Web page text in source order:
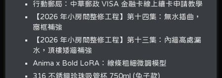
行動郵局：中華郵政 VISA 金融卡線上續卡申請教學
【2026 年小房間整修工程】第十四集：無水插曲，
窗框補強
【2026 年小房間整修工程】第十三集：內牆高處漏
水，頂樓矮牆補強
Anima x Bold LoRA：線條粗細微調模型
316 不銹鋼珍珠吸管杯 750ml (兔子款)